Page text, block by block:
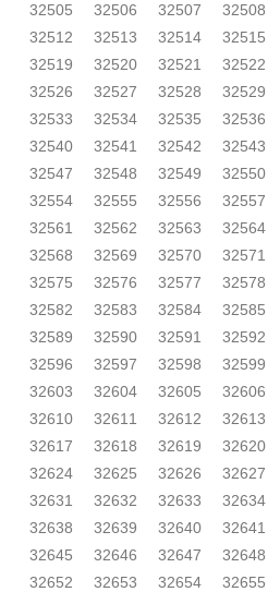
32505
32506 32507 32508
32512
32513 32514 32515
32519
32520 32521 32522
32526
32527 32528 32529
32533
32534 32535 32536
32540
32541 32542 32543
32547
32548 32549 32550
32554
32555 32556 32557
32561
32562 32563 32564
32568
32569 32570 32571
32575
32576 32577 32578
32582
32583 32584 32585
32589
32590 32591 32592
32596
32597 32598 32599
32603
32604 32605 32606
32610
32611 32612 32613
32617
32618 32619 32620
32624
32625 32626 32627
32631
32632 32633 32634
32638
32639 32640 32641
32645
32646 32647 32648
32652
32653 32654 32655